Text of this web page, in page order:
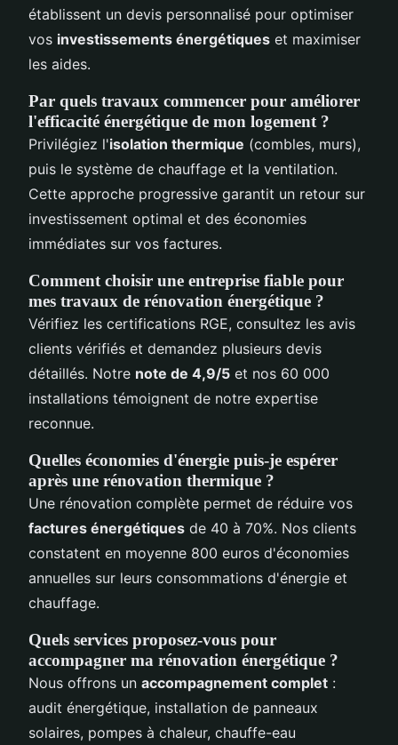
établissent un devis personnalisé pour optimiser
vos investissements énergétiques et maximiser
les aides.
Par quels travaux commencer pour améliorer
l'efficacité énergétique de mon logement ?
Privilégiez l'isolation thermique (combles, murs),
puis le système de chauffage et la ventilation.
Cette approche progressive garantit un retour sur
investissement optimal et des économies
immédiates sur vos factures.
Comment choisir une entreprise fiable pour
mes travaux de rénovation énergétique ?
Vérifiez les certifications RGE, consultez les avis
clients vérifiés et demandez plusieurs devis
détaillés. Notre note de 4,9/5 et nos 60 000
installations témoignent de notre expertise
reconnue.
Quelles économies d'énergie puis-je espérer
après une rénovation thermique ?
Une rénovation complète permet de réduire vos
factures énergétiques de 40 à 70%. Nos clients
constatent en moyenne 800 euros d'économies
annuelles sur leurs consommations d'énergie et
chauffage.
Quels services proposez-vous pour
accompagner ma rénovation énergétique ?
Nous offrons un accompagnement complet :
audit énergétique, installation de panneaux
solaires, pompes à chaleur, chauffe-eau